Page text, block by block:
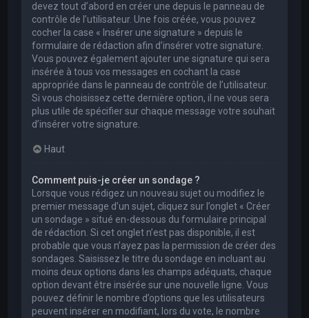
devez tout d’abord en créer une depuis le panneau de
contrôle de l’utilisateur. Une fois créée, vous pouvez
cocher la case « Insérer une signature » depuis le
formulaire de rédaction afin d’insérer votre signature.
Vous pouvez également ajouter une signature qui sera
insérée à tous vos messages en cochant la case
appropriée dans le panneau de contrôle de l’utilisateur.
Si vous choisissez cette dernière option, il ne vous sera
plus utile de spécifier sur chaque message votre souhait
d’insérer votre signature.
Haut
Comment puis-je créer un sondage ?
Lorsque vous rédigez un nouveau sujet ou modifiez le
premier message d’un sujet, cliquez sur l’onglet « Créer
un sondage » situé en-dessous du formulaire principal
de rédaction. Si cet onglet n’est pas disponible, il est
probable que vous n’ayez pas la permission de créer des
sondages. Saisissez le titre du sondage en incluant au
moins deux options dans les champs adéquats, chaque
option devant être insérée sur une nouvelle ligne. Vous
pouvez définir le nombre d’options que les utilisateurs
peuvent insérer en modifiant, lors du vote, le nombre